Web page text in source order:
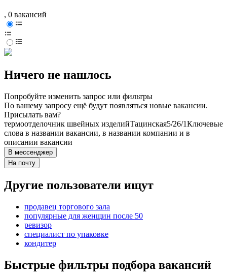
, 0 вакансий
Ничего не нашлось
Попробуйте изменить запрос или фильтры
По вашему запросу ещё будут появляться новые вакансии.
Присылать вам?
термоотделочник швейных изделийТацинская5/26/1Ключевые
слова в названии вакансии, в названии компании и в
описании вакансии
В мессенджер
На почту
Другие пользователи ищут
продавец торгового зала
популярные для женщин после 50
ревизор
специалист по упаковке
кондитер
Быстрые фильтры подбора вакансий